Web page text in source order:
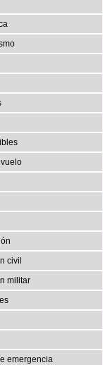
civil
militar
emergencia